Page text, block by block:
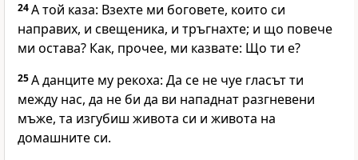
24А той каза: Взехте ми боговете, които си
направих, и свещеника, и тръгнахте; и що повече
ми остава? Как, прочее, ми казвате: Що ти е?
25А данците му рекоха: Да се не чуе гласът ти
между нас, да не би да ви нападнат разгневени
мъже, та изгубиш живота си и живота на
домашните си.